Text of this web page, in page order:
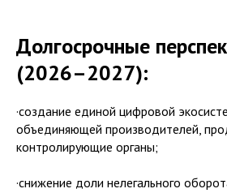
Долгосрочные
(2026–2027):
·создание единой цифровой
объединяющей производителей,
контролирующие органы;
·снижение доли нелегального